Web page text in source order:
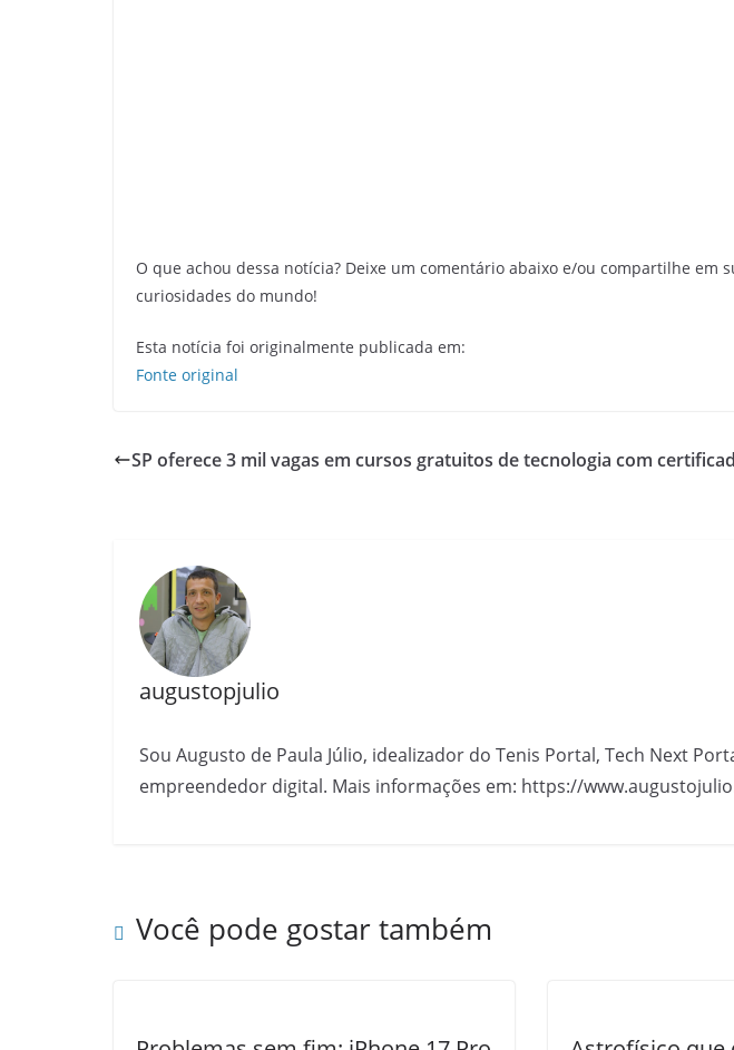
O que achou dessa notícia? Deixe um comentário abaixo e/ou compartilhe em
curiosidades do mundo!
Esta notícia foi originalmente publicada em:
Fonte original
SP oferece 3 mil vagas em cursos gratuitos de tecnologia com
augustopjulio
Sou Augusto de Paula Júlio, idealizador do Tenis Portal, Tech Next
empreendedor digital. Mais informações em: https://
Você pode gostar também